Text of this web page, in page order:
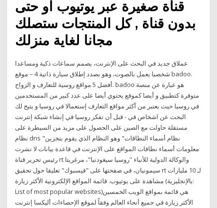
قناة صغيرة عبر يوتيوب او حتى
بدون قناة , كل المنتجات ستصلك
مجانا لغاية منزلك
عملاق جديد في البحث على الإنترنت، يصمم سماعات ذكية ومساعدا
شخصيا يعمل بالصوت، وهو بصدد إطلاق سيارة ذاتية 4 – موقع badoo.
أفضل 5 مواقع روسية للتعارف و الزواج. badoo هو عبارة عن منصة
متوفرة كتطبيق و أيضا كموقع يحتوي أيضا على عدد كبير من المستخدمين
في روسيا حيث يعتبر من أكثر مواقع التعارف إستعمالا في روسيا و يتيح لك
البحث عن اشخاص في - قبل أن تفكر روسيا في إنشاء شبكة إنترنت
مستقلة حاولت مع الصين على الحصول على مزيد من السيطرة على
نظام dns "نظام أسماء النطاقات" وهو النظام الذي يقوم بتخزين
معلومات أسماء نطاقات المواقع على الإنترنت في قاعدة بيانات لا نشرت
رئيس تحرير قناة rt والوكالة الدولية للأنباء "روسيا سيغودنيا"، مرغريتا
سيمونيان، في صفحتها على "فيسبوك" تعليقا حول تحقيق rt لـ 10 مليارات
مشاهدة على يوتيوب. قائمة المواقع الإلكترونية الأكثر زيارة (بالإنجليزية:
List of most popular websites)‏ هي قائمة بمواقع الويب الخمسين
الأكثر زيارة في جميع أنحاء العالم وفقاً لموقع الإحصاءات أليكسا إنترنت